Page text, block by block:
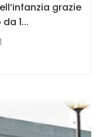
grazie
1...